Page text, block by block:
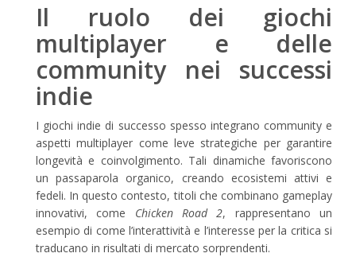
Il ruolo dei giochi
multiplayer e delle
community nei successi
indie
I giochi indie di successo spesso integrano community e
aspetti multiplayer come leve strategiche per garantire
longevità e coinvolgimento. Tali dinamiche favoriscono
un passaparola organico, creando ecosistemi attivi e
fedeli. In questo contesto, titoli che combinano gameplay
innovativi, come Chicken Road 2, rappresentano un
esempio di come l’interattività e l’interesse per la critica si
traducano in risultati di mercato sorprendenti.